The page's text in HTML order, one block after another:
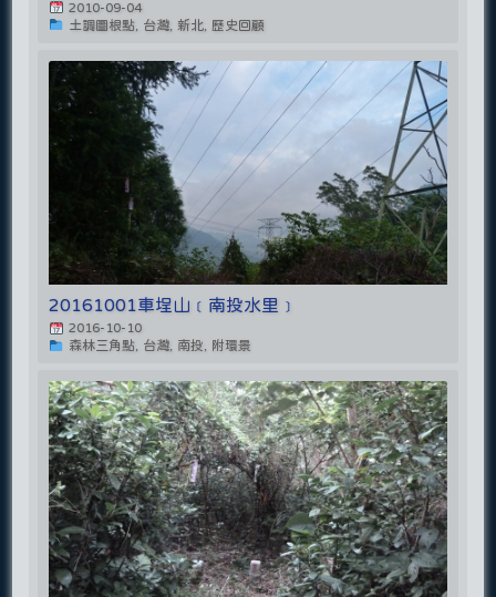
2010-09-04
土調圖根點, 台灣, 新北, 歷史回顧
20161001車埕山﹝南投水里﹞
2016-10-10
森林三角點, 台灣, 南投, 附環景